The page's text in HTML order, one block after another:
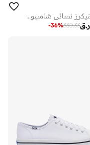
كيدز سنيكرز نسائي شامبيون أوريجينالز جلد برباط أسود
ر.ق330.33
-36%